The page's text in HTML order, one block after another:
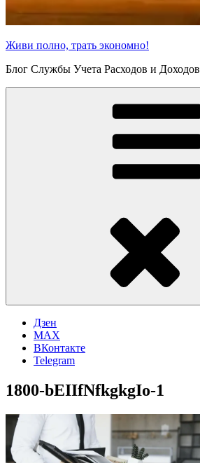
Живи полно, трать экономно!
Блог Службы Учета Расходов и Доходов
Дзен
MAX
ВКонтакте
Telegram
1800-bEIIfNfkgkgIo-1